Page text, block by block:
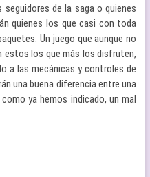
de la saga o quienes
quienes los que casi con toda
Un juego que aunque no
estos los que más los disfruten,
a las mecánicas y controles de
una buena diferencia entre una
ya hemos indicado, un mal